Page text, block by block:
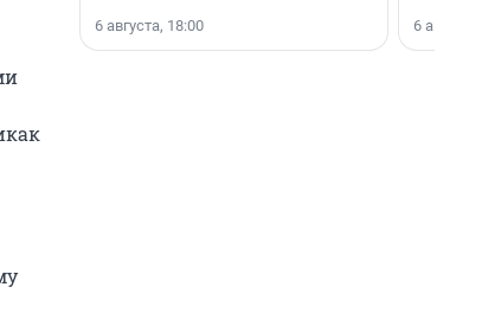
6 августа, 18:00
области».
6